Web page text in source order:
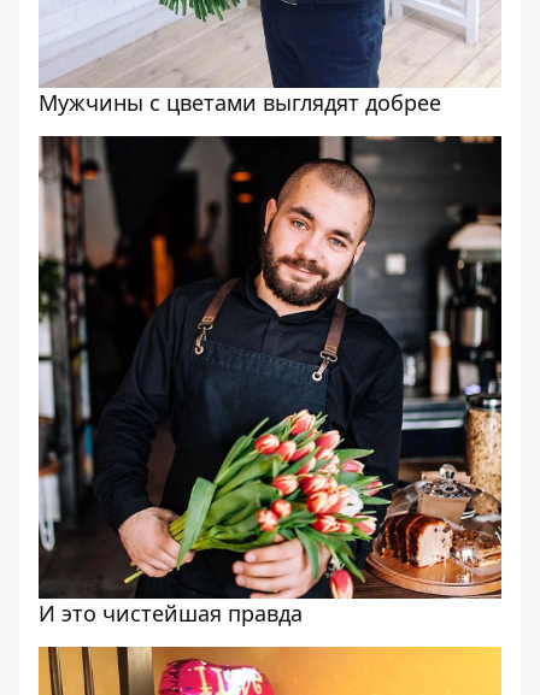
Мужчины с цветами выглядят добрее
И это чистейшая правда